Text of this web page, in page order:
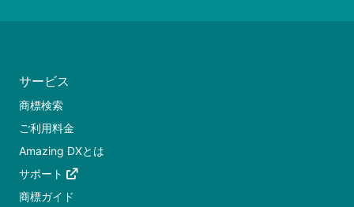
サービス
商標検索
ご利用料金
Amazing DXとは
サポート
商標ガイド